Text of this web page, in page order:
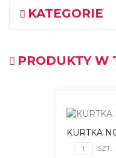
KATEGORIE
PRODUKTY W
KURTKA
SZT.